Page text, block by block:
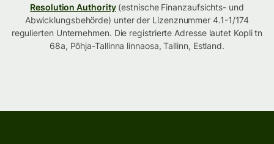
Resolution Authority(estnische Finanzaufsichts- und
Abwicklungsbehörde) unter der Lizenznummer 4.1-1/174
regulierten Unternehmen. Die registrierte Adresse lautet Kopli tn
68a, Põhja-Tallinna linnaosa, Tallinn, Estland.